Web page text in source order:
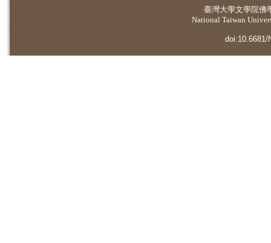
臺灣大學文學院佛
National Taiwan
doi:10.6681/